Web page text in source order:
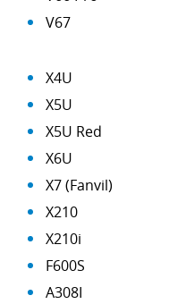
V67
X4U
X5U
X5U Red
X6U
X7 (Fanvil)
X210
X210i
F600S
A308I